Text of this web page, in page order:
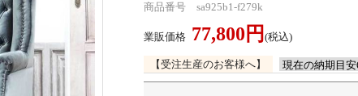
商品番号 sa925b1-f279k
業販価格 77,800円 (税込)
【受注生産のお客様へ】